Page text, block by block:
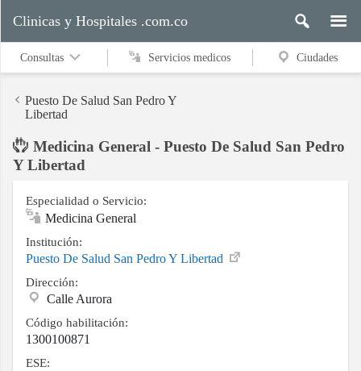
Servicios
medicos
Buscar
Clinicas y Hospitales .com.co
Consultas Servicios medicos Ciudades
Puesto De Salud San Pedro Y
Libertad
Medicina General - Puesto De Salud San Pedro
Y Libertad
Especialidad o Servicio:
Medicina General
Institución:
Puesto De Salud San Pedro Y Libertad
Dirección:
Calle Aurora
Código habilitación:
1300100871
ESE: